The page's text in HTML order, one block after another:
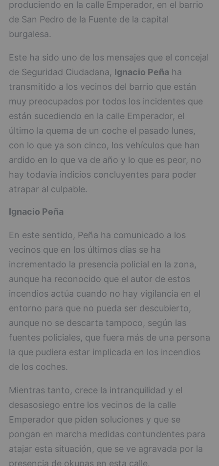
produciendo en la calle Emperador, en el barrio
de San Pedro de la Fuente de la capital
burgalesa.
Este ha sido uno de los mensajes que el concejal
de Seguridad Ciudadana, Ignacio Peña ha
transmitido a los vecinos del barrio que están
muy preocupados por todos los incidentes que
están sucediendo en la calle Emperador, el
último la quema de un coche el pasado lunes,
con lo que ya son cinco, los vehículos que han
ardido en lo que va de año y lo que es peor, no
hay todavía indicios concluyentes para poder
atrapar al culpable.
Ignacio Peña
En este sentido, Peña ha comunicado a los
vecinos que en los últimos días se ha
incrementado la presencia policial en la zona,
aunque ha reconocido que el autor de estos
incendios actúa cuando no hay vigilancia en el
entorno para que no pueda ser descubierto,
aunque no se descarta tampoco, según las
fuentes policiales, que fuera más de una persona
la que pudiera estar implicada en los incendios
de los coches.
Mientras tanto, crece la intranquilidad y el
desasosiego entre los vecinos de la calle
Emperador que piden soluciones y que se
pongan en marcha medidas contundentes para
atajar esta situación, que se ve agravada por la
presencia de okupas en esta calle.